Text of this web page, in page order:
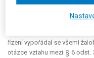
Rozsudek krajského
řízení vypořádal se všemi
otázce vztahu mezi § 6 odst.